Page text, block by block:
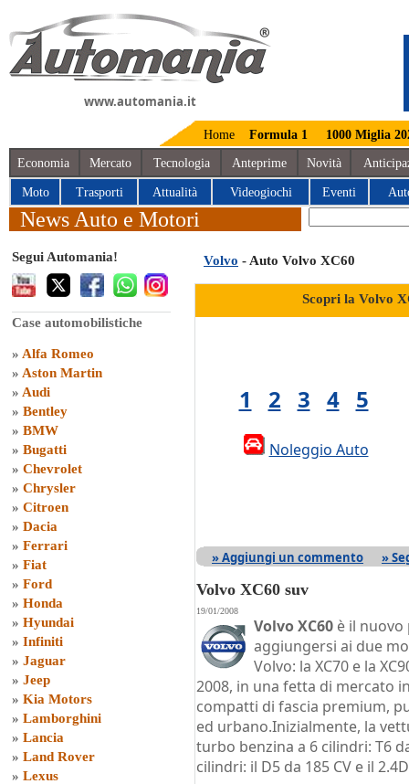
www.automania.it
Home Formula 1 1000 Miglia
Economia Mercato Tecnologia Anteprime Novità
Moto Trasporti Attualità Videogiochi Eventi
News Auto e Motori
Segui Automania!
Case automobilistiche
» Alfa Romeo
» Aston Martin
» Audi
» Bentley
» BMW
» Bugatti
» Chevrolet
» Chrysler
» Citroen
» Dacia
» Ferrari
» Fiat
» Ford
» Honda
» Hyundai
» Infiniti
» Jaguar
» Jeep
» Kia Motors
» Lamborghini
» Lancia
» Land Rover
» Lexus
Volvo - Auto Volvo XC60
Scopri la Volvo
1 2 3 4 5
Noleggio Auto
» Aggiungi un commento »
Volvo XC60 suv
19/01/2008
Volvo XC60 è il nuovo
aggiungersi ai due
Volvo: la XC70 e la
2008, in una fetta di mercato
compatti di fascia premium,
ed urbano.Inizialmente, la
turbo benzina a 6 cilindri: T6
cilindri: il D5 da 185 CV e il